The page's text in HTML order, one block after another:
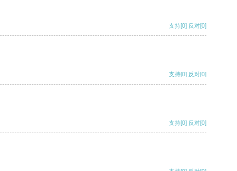
支持[0] 反对[0]
支持[0] 反对[0]
支持[0] 反对[0]